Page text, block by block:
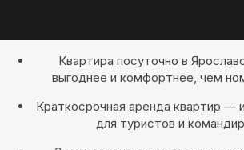
Квартира посуточно в
выгоднее и комфортнее, чем
Краткосрочная аренда квартир —
для туристов и